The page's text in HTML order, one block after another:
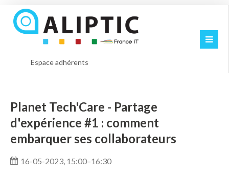
Espace adhérents
Planet Tech'Care - Partage
d'expérience #1 : comment
embarquer ses collaborateurs
16-05-2023, 15:00–16:30